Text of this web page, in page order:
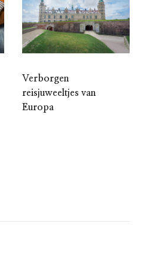
Verborgen
reisjuweeltjes van
Europa